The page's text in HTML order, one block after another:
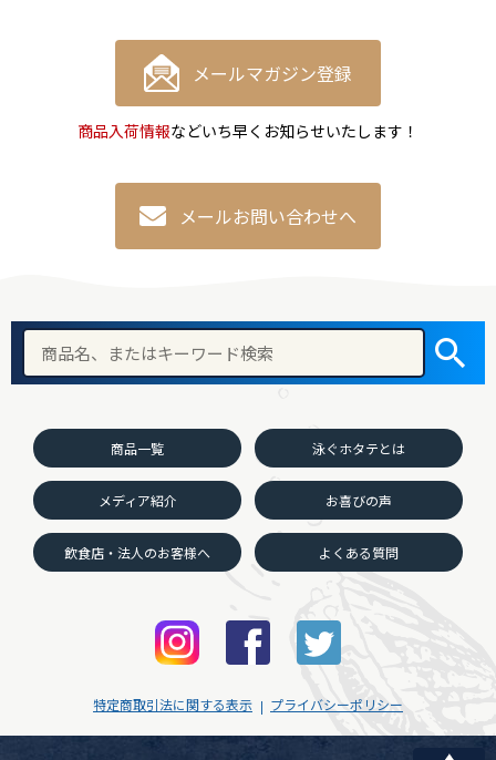
メールマガジン登録
商品入荷情報などいち早くお知らせいたします！
メールお問い合わせへ
商品一覧 泳ぐホタテとは
メディア紹介 お喜びの声
飲食店・法人のお客様へ よくある質問
特定商取引法に関する表示 プライバシーポリシー